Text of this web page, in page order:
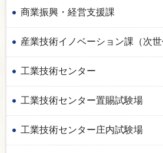
商業振興・経営支援課
産業技術イノベーション課（次世
工業技術センター
工業技術センター置賜試験場
工業技術センター庄内試験場